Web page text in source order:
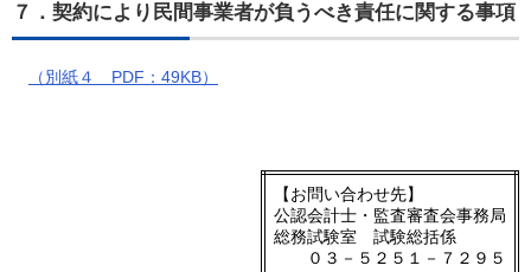
７．契約により民間事業者が負うべき責任に関する事項
（別紙４ PDF：49KB）
【お問い合わせ先】
公認会計士・監査審査会事務局
総務試験室 試験総括係
０３－５２５１－７２９５